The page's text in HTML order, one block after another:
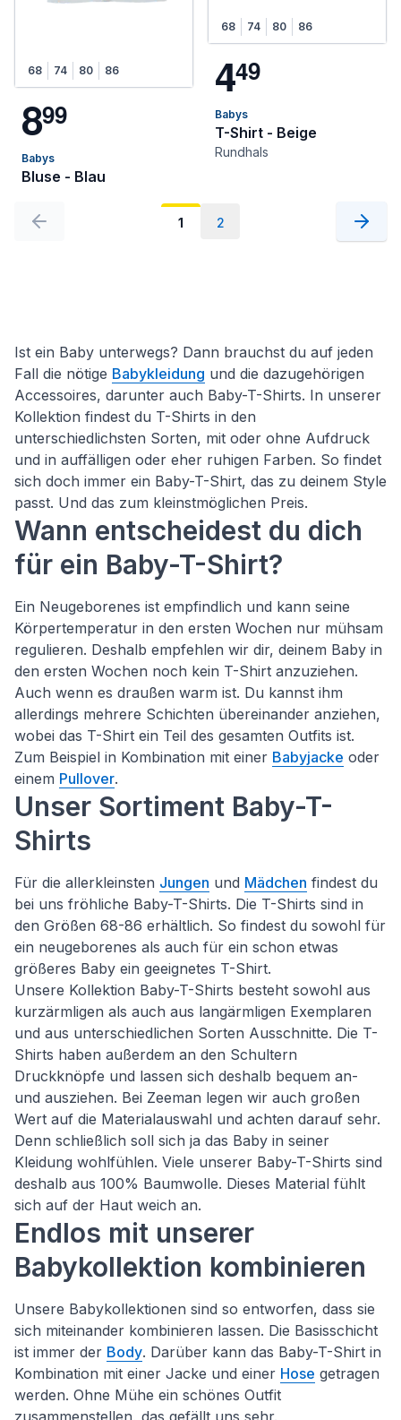
68 74 80 86
899
Babys
Bluse - Blau
68 74 80 86
449
Babys
T-Shirt - Beige
Rundhals
1 2
Ist ein Baby unterwegs? Dann brauchst du auf jeden
Fall die nötige Babykleidung und die dazugehörigen
Accessoires, darunter auch Baby-T-Shirts. In unserer
Kollektion findest du T-Shirts in den
unterschiedlichsten Sorten, mit oder ohne Aufdruck
und in auffälligen oder eher ruhigen Farben. So findet
sich doch immer ein Baby-T-Shirt, das zu deinem Style
passt. Und das zum kleinstmöglichen Preis.
Wann entscheidest du dich
für ein Baby-T-Shirt?
Ein Neugeborenes ist empfindlich und kann seine
Körpertemperatur in den ersten Wochen nur mühsam
regulieren. Deshalb empfehlen wir dir, deinem Baby in
den ersten Wochen noch kein T-Shirt anzuziehen.
Auch wenn es draußen warm ist. Du kannst ihm
allerdings mehrere Schichten übereinander anziehen,
wobei das T-Shirt ein Teil des gesamten Outfits ist.
Zum Beispiel in Kombination mit einer Babyjacke oder
einem Pullover.
Unser Sortiment Baby-T-
Shirts
Für die allerkleinsten Jungen und Mädchen findest du
bei uns fröhliche Baby-T-Shirts. Die T-Shirts sind in
den Größen 68-86 erhältlich. So findest du sowohl für
ein neugeborenes als auch für ein schon etwas
größeres Baby ein geeignetes T-Shirt.
Unsere Kollektion Baby-T-Shirts besteht sowohl aus
kurzärmligen als auch aus langärmligen Exemplaren
und aus unterschiedlichen Sorten Ausschnitte. Die T-
Shirts haben außerdem an den Schultern
Druckknöpfe und lassen sich deshalb bequem an-
und ausziehen. Bei Zeeman legen wir auch großen
Wert auf die Materialauswahl und achten darauf sehr.
Denn schließlich soll sich ja das Baby in seiner
Kleidung wohlfühlen. Viele unserer Baby-T-Shirts sind
deshalb aus 100% Baumwolle. Dieses Material fühlt
sich auf der Haut weich an.
Endlos mit unserer
Babykollektion kombinieren
Unsere Babykollektionen sind so entworfen, dass sie
sich miteinander kombinieren lassen. Die Basisschicht
ist immer der Body. Darüber kann das Baby-T-Shirt in
Kombination mit einer Jacke und einer Hose getragen
werden. Ohne Mühe ein schönes Outfit
zusammenstellen, das gefällt uns sehr.